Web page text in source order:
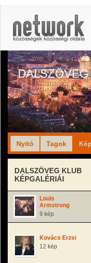
Nyitó Tagok
DALSZÖVEG KLUB
KÉPGALÉRIÁI
Louis
Armstrong
9 kép
Kovács Erzsi
12 kép